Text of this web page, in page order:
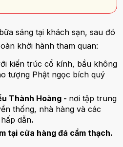
sáng tại khách sạn, sau đó
khởi hành tham quan:
kiến trúc cổ kính, bầu không
tượng Phật ngọc bích quý
Thành Hoàng - nơi tập trung
thống, nhà hàng và các
dẫn.
tại cửa hàng đá cẩm thạch.